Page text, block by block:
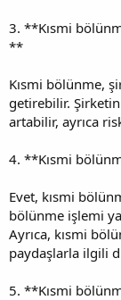
3. **Kısmi
**
Kısmi bölünme,
getirebilir. Şirketin
artabilir, ayrıca
4. **Kısmi
Evet, kısmi
bölünme işlemi
Ayrıca, kısmi
paydaşlarla ilgili
5. **Kısmi